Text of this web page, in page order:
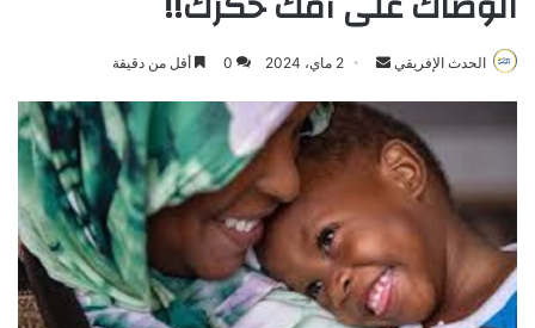
الحدث الإفريقي
Send
email
2 ماي، 2024 0 أقل من دقيقة